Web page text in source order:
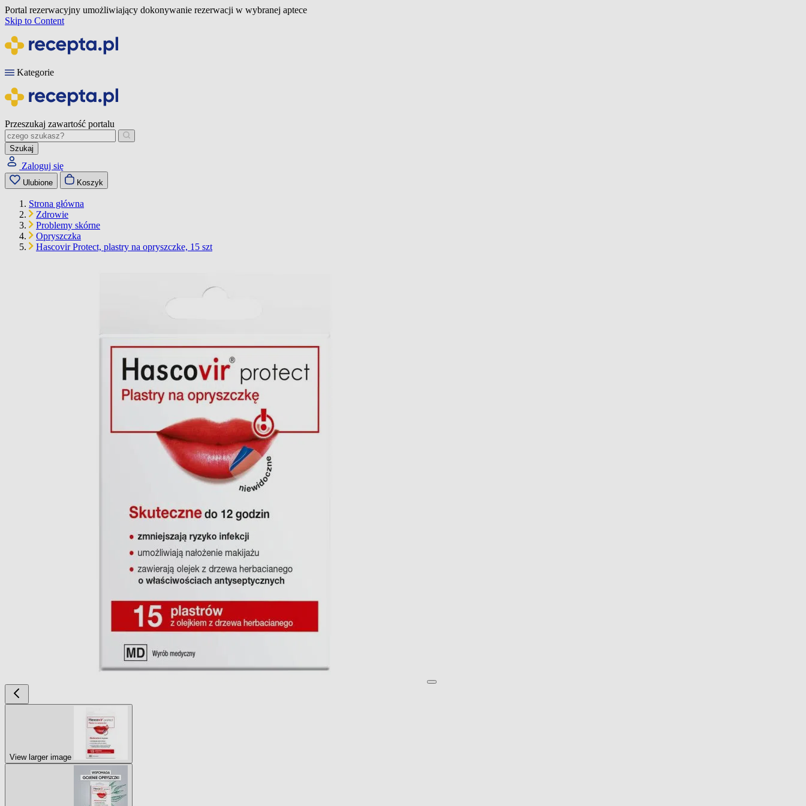
Portal rezerwacyjny umożliwiający dokonywanie rezerwacji w wybranej aptece
Skip to Content
Kategorie
Przeszukaj zawartość portalu
Szukaj
Zaloguj się
Ulubione Koszyk
Strona główna
Zdrowie
Problemy skórne
Opryszczka
Hascovir Protect, plastry na opryszczke, 15 szt
View larger image